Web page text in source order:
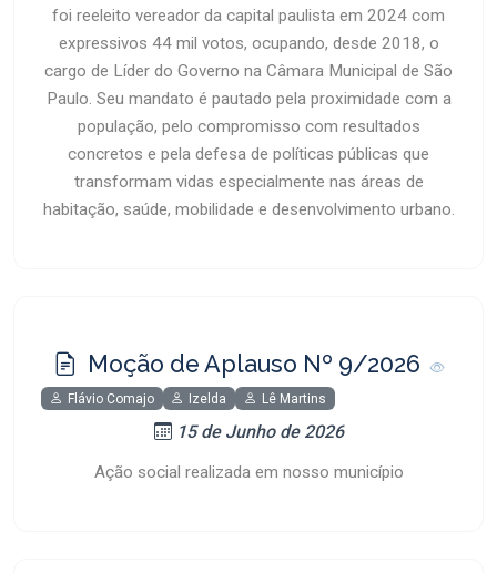
foi reeleito vereador da capital paulista em 2024 com
expressivos 44 mil votos, ocupando, desde 2018, o
cargo de Líder do Governo na Câmara Municipal de São
Paulo. Seu mandato é pautado pela proximidade com a
população, pelo compromisso com resultados
concretos e pela defesa de políticas públicas que
transformam vidas especialmente nas áreas de
habitação, saúde, mobilidade e desenvolvimento urbano.
Moção de Aplauso Nº 9/2026
Flávio Comajo Izelda Lê Martins
15 de Junho de 2026
Ação social realizada em nosso município